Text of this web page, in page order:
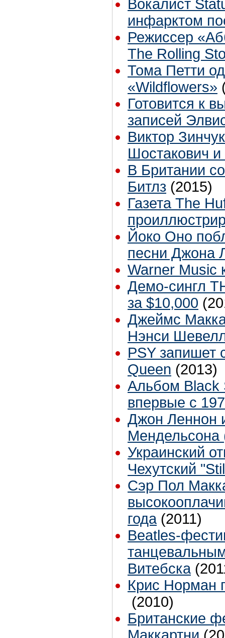
Вокалист
инфарктом
Режиссер
The Rolling
Тома Петти
«Wildflowers»
Готовится к
записей
Виктор
Шостакович и
В Британии
Битлз (2015)
Газета The
Йоко Оно
песни Джона
Warner Music
Демо-сингл
за $10,000
Джеймс
Нэнси
PSY запишет
Queen (2013)
Альбом Black
впервые с
Джон Леннон
Мендельсона
Украинский
Чехутский
Сэр Пол
года (2011)
Beatles-
Витебска
Крис Норман
(2010)
Британские